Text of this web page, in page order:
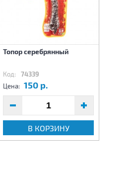
Топор серебрянный
Код: 74339
Цена: 150 р.
В КОРЗИНУ